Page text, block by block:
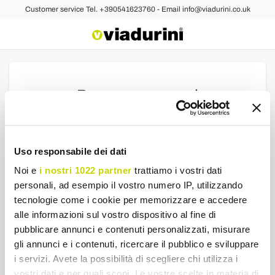
Uso responsabile dei dati
Noi e i nostri 1022 partner trattiamo i vostri dati
personali, ad esempio il vostro numero IP, utilizzando
tecnologie come i cookie per memorizzare e accedere
alle informazioni sul vostro dispositivo al fine di
pubblicare annunci e contenuti personalizzati, misurare
gli annunci e i contenuti, ricercare il pubblico e sviluppare
i servizi. Avete la possibilità di scegliere chi utilizza i
Customer service Tel. +390541623760 - Email info@viadurini.co.uk
Recover password
Welcome to the new site viadurini.it include your
password and access the new site.
If you have problems write to: clienti@viadurini.it
Email
SEND